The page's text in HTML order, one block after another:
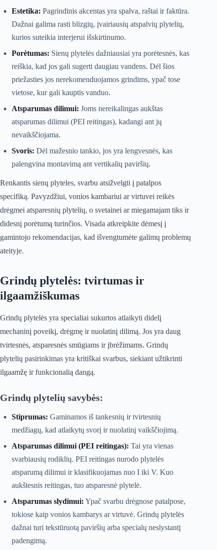
Estetika: Pagrindinis akcentas yra spalva, raštai ir faktūra.
Dažnai galima rasti blizgių, įvairiausių atspalvių plytelių,
kurios suteikia interjerui išskirtinumo.
Porėtumas: Sienų plytelės dažniausiai yra porėtesnės, kas
reiškia, kad jos gali sugerti daugiau vandens. Dėl šios
priežasties jos nerekomenduojamos grindims, ypač tose
vietose, kur gali kauptis vanduo.
Atsparumas dilimui: Joms nereikalingas aukštas
atsparumas dilimui (PEI reitingas), kadangi ant jų
nevaikščiojama.
Svoris: Dėl mažesnio tankio, jos yra lengvesnės, kas
palengvina montavimą ant vertikalių paviršių.
Renkantis sienų plyteles, svarbu atsižvelgti į patalpos
specifiką. Pavyzdžiui, vonios kambariui ar virtuvei reikės
drėgmei atsparesnių plytelių, o svetainei ar miegamajam tiks ir
didesnį porėtumą turinčios. Visada atkreipkite dėmesį į
gamintojo rekomendacijas, kad išvengtumėte galimų problemų
ateityje.
Grindų plytelės: tvirtumas ir
ilgaamžiškumas
Grindų plytelės yra specialiai sukurtos atlaikyti didelį
mechaninį poveikį, drėgmę ir nuolatinį dilimą. Jos yra daug
tvirtesnės, atsparesnės smūgiams ir įbrėžimams. Grindų
plytelių pasirinkimas yra kritiškai svarbus, siekiant užtikrinti
ilgaamžę ir funkcionalią dangą.
Grindų plytelių savybės:
Stiprumas: Gaminamos iš tankesnių ir tvirtesnių
medžiagų, kad atlaikytų svorį ir nuolatinį vaikščiojimą.
Atsparumas dilimui (PEI reitingas): Tai yra vienas
svarbiausių rodiklių. PEI reitingas nurodo plytelės
atsparumą dilimui ir klasifikuojamas nuo I iki V. Kuo
aukštesnis reitingas, tuo atsparesnė plytelė.
Atsparumas slydimui: Ypač svarbu drėgnose patalpose,
tokiose kaip vonios kambarys ar virtuvė. Grindų plytelės
dažnai turi tekstūruotą paviršių arba specialų neslystantį
padengimą.